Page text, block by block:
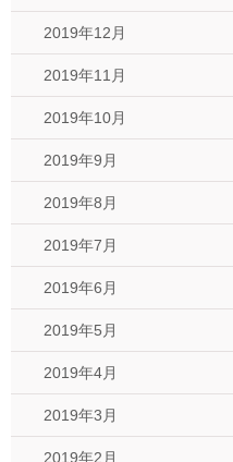
2019年12月
2019年11月
2019年10月
2019年9月
2019年8月
2019年7月
2019年6月
2019年5月
2019年4月
2019年3月
2019年2月